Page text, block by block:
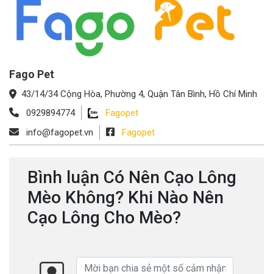
Fago Pet
43/14/34 Cộng Hòa, Phường 4, Quận Tân Bình, Hồ Chí Minh
0929894774
Fagopet
info@fagopet.vn
Fagopet
Bình luận Có Nên Cạo Lông
Mèo Không? Khi Nào Nên
Cạo Lông Cho Mèo?